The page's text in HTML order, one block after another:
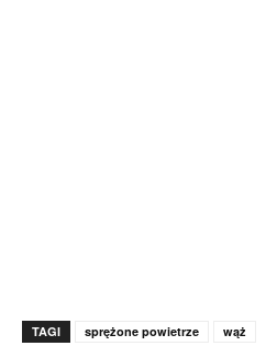
TAGI sprężone powietrze wąż